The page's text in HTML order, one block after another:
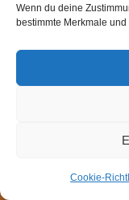
Wenn du deine
bestimmte Merkmale
Cookie-